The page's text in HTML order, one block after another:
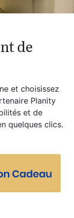
de
et choisissez
Planity
et de
quelques clics.